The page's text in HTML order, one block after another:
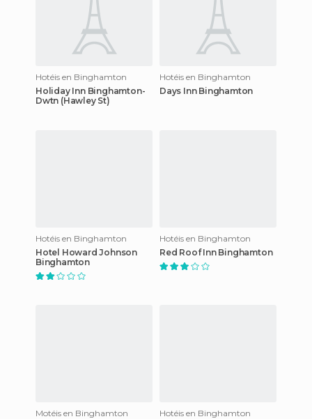
Hotéis en Binghamton
Holiday Inn Binghamton-
Dwtn (Hawley St)
Hotéis en Binghamton
Days Inn Binghamton
Hotéis en Binghamton
Hotel Howard Johnson
Binghamton
Hotéis en Binghamton
Red Roof Inn Binghamton
Motéis en Binghamton
Hotéis en Binghamton